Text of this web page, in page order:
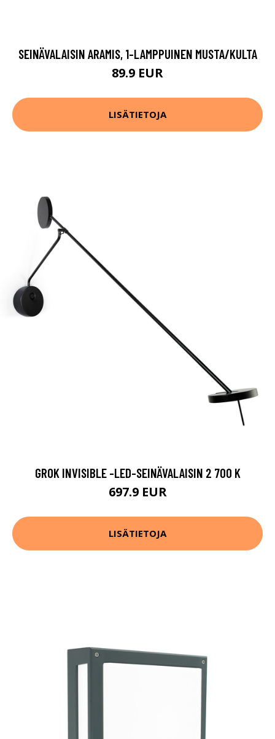
SEINÄVALAISIN ARAMIS, 1-LAMPPUINEN MUSTA/KULTA
89.9 EUR
LISÄTIETOJA
GROK INVISIBLE -LED-SEINÄVALAISIN 2 700 K
697.9 EUR
LISÄTIETOJA